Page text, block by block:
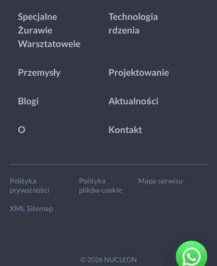
Specjalne
Żurawie
Warsztatoweie
Technologia
rdzenia
Przemysły Projektowanie
Blogi Aktualności
O Kontakt
Polityka
prywatności
Polityka
plików cookie
Mapa serwisu
XML Sitemap
© 2026 NUCLEON